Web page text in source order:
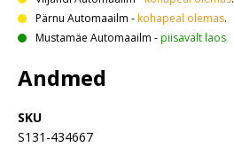
Pärnu Automaailm - kohapeal olemas.
Mustamäe Automaailm -piisavalt laos
Andmed
SKU
S131-434667